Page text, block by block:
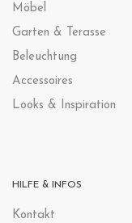
Möbel
Garten & Terasse
Beleuchtung
Accessoires
Looks & Inspiration
HILFE & INFOS
Kontakt